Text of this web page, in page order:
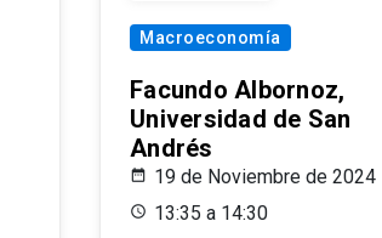
Macroeconomía
Facundo Albornoz,
Universidad de San
Andrés
19 de Noviembre de 2024
13:35 a 14:30